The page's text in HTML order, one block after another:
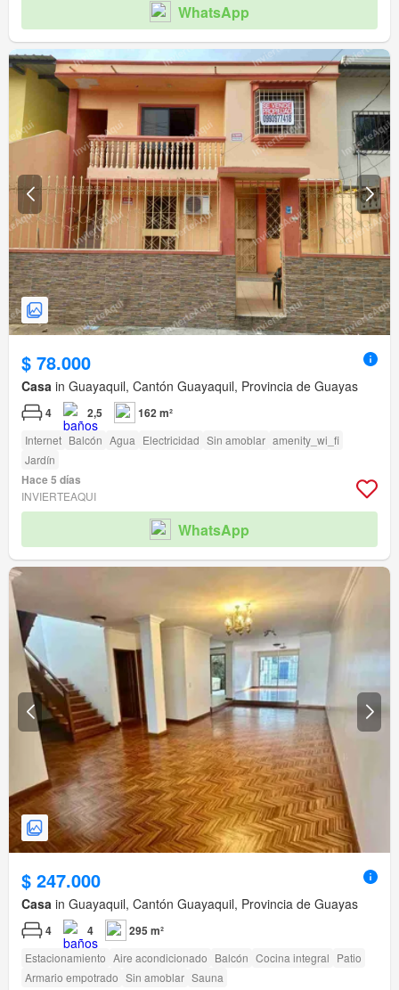
WhatsApp
$ 78.000
Casa in Guayaquil, Cantón Guayaquil, Provincia de Guayas
4 2,5 162 m²
Internet Balcón Agua Electricidad Sin amoblar amenity_wi_fi
Jardín
Hace 5 días
INVIERTEAQUI
WhatsApp
$ 247.000
Casa in Guayaquil, Cantón Guayaquil, Provincia de Guayas
4 4 295 m²
Estacionamiento Aire acondicionado Balcón Cocina integral Patio
Armario empotrado Sin amoblar Sauna